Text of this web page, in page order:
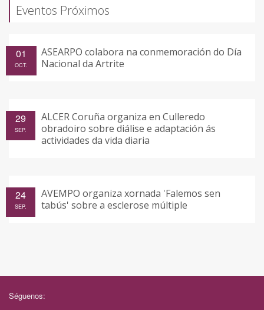
Eventos Próximos
ASEARPO colabora na conmemoración do Día
Nacional da Artrite
01
OCT.
ALCER Coruña organiza en Culleredo
obradoiro sobre diálise e adaptación ás
actividades da vida diaria
29
SEP.
AVEMPO organiza xornada 'Falemos sen
tabús' sobre a esclerose múltiple
24
SEP.
Séguenos: